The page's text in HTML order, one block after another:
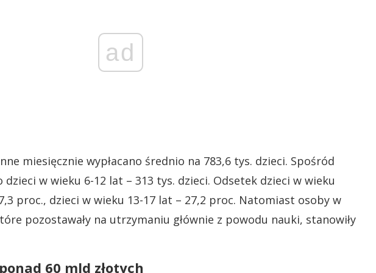
ad
miesięcznie wypłacano średnio na 783,6 tys. dzieci. Spośród
w wieku 6-12 lat – 313 tys. dzieci. Odsetek dzieci w wieku
proc., dzieci w wieku 13-17 lat – 27,2 proc. Natomiast osoby w
pozostawały na utrzymaniu głównie z powodu nauki, stanowiły
60 mld złotych